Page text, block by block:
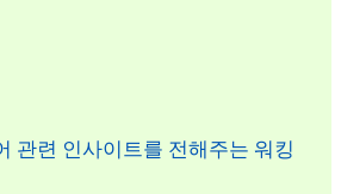
관련 인사이트를 전해주는 워킹